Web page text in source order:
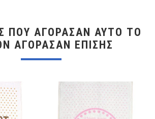
ΠΟΥ ΑΓΌΡΑΣΑΝ ΑΥΤΌ ΤΟ
ΑΓΌΡΑΣΑΝ ΕΠΊΣΗΣ